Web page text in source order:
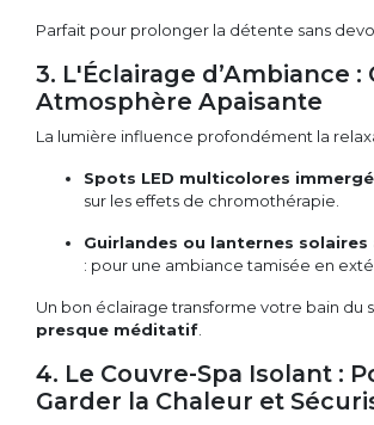
Parfait pour prolonger la détente sans
3. L'Éclairage d’Ambiance :
Atmosphère Apaisante
La lumière influence profondément la
Spots LED multicolores
sur les effets de chromothérapie.
Guirlandes ou lanternes
: pour une ambiance tamisée en
Un bon éclairage transforme votre bain du
presque méditatif
4. Le Couvre-Spa Isolant :
Garder la Chaleur et